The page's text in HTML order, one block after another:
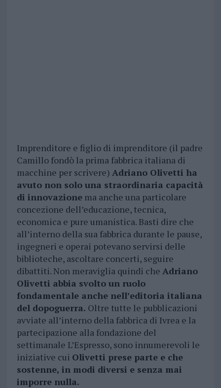
Imprenditore e figlio di imprenditore (il padre
Camillo fondò la prima fabbrica italiana di
macchine per scrivere) Adriano Olivetti ha
avuto non solo una straordinaria capacità
di innovazionema anche una particolare
concezione dell’educazione, tecnica,
economica e pure umanistica. Basti dire che
all’interno della sua fabbrica durante le pause,
ingegneri e operai potevano servirsi delle
biblioteche, ascoltare concerti, seguire
dibattiti. Non meraviglia quindi che Adriano
Olivetti abbia svolto un ruolo
fondamentale anche nell’editoria italiana
del dopoguerra. Oltre tutte le pubblicazioni
avviate all’interno della fabbrica di Ivrea e la
partecipazione alla fondazione del
settimanale L’Espresso, sono innumerevoli le
iniziative cui Olivetti prese parte e che
sostenne, in modi diversi e senza mai
imporre nulla.